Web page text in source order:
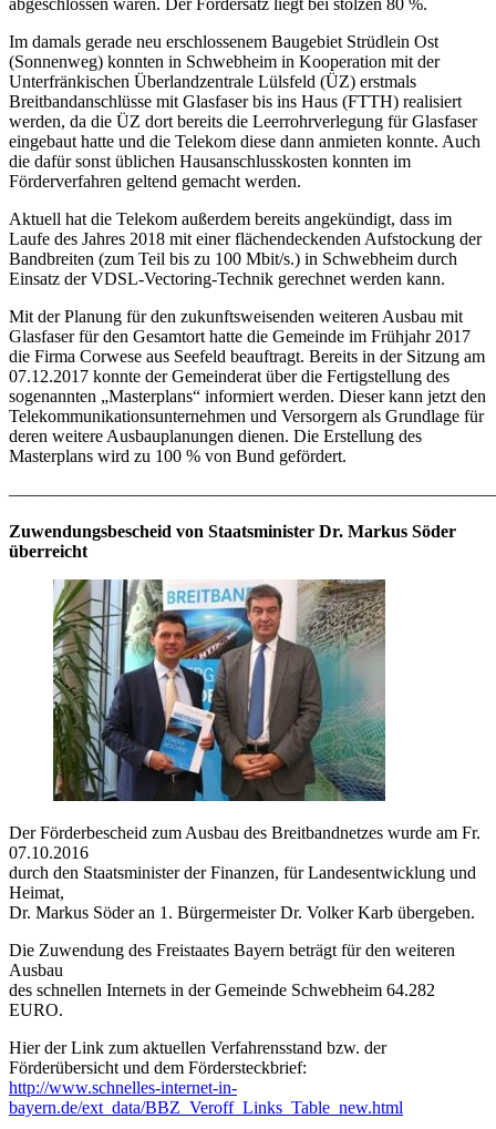
abgeschlossen waren. Der Fördersatz liegt bei stolzen 80 %.
Im damals gerade neu erschlossenem Baugebiet Strüdlein Ost
(Sonnenweg) konnten in Schwebheim in Kooperation mit der
Unterfränkischen Überlandzentrale Lülsfeld (ÜZ) erstmals
Breitbandanschlüsse mit Glasfaser bis ins Haus (FTTH) realisiert
werden, da die ÜZ dort bereits die Leerrohrverlegung für Glasfaser
eingebaut hatte und die Telekom diese dann anmieten konnte. Auch
die dafür sonst üblichen Hausanschlusskosten konnten im
Förderverfahren geltend gemacht werden.
Aktuell hat die Telekom außerdem bereits angekündigt, dass im
Laufe des Jahres 2018 mit einer flächendeckenden Aufstockung der
Bandbreiten (zum Teil bis zu 100 Mbit/s.) in Schwebheim durch
Einsatz der VDSL-Vectoring-Technik gerechnet werden kann.
Mit der Planung für den zukunftsweisenden weiteren Ausbau mit
Glasfaser für den Gesamtort hatte die Gemeinde im Frühjahr 2017
die Firma Corwese aus Seefeld beauftragt. Bereits in der Sitzung am
07.12.2017 konnte der Gemeinderat über die Fertigstellung des
sogenannten „Masterplans“ informiert werden. Dieser kann jetzt den
Telekommunikationsunternehmen und Versorgern als Grundlage für
deren weitere Ausbauplanungen dienen. Die Erstellung des
Masterplans wird zu 100 % von Bund gefördert.
Zuwendungsbescheid von Staatsminister Dr. Markus Söder
überreicht
Der Förderbescheid zum Ausbau des Breitbandnetzes wurde am Fr.
07.10.2016
durch den Staatsminister der Finanzen, für Landesentwicklung und
Heimat,
Dr. Markus Söder an 1. Bürgermeister Dr. Volker Karb übergeben.
Die Zuwendung des Freistaates Bayern beträgt für den weiteren
Ausbau
des schnellen Internets in der Gemeinde Schwebheim 64.282
EURO.
Hier der Link zum aktuellen Verfahrensstand bzw. der
Förderübersicht und dem Fördersteckbrief:
http://www.schnelles-internet-in-
bayern.de/ext_data/BBZ_Veroff_Links_Table_new.html